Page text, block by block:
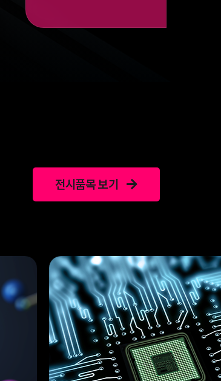
전시품목 보기